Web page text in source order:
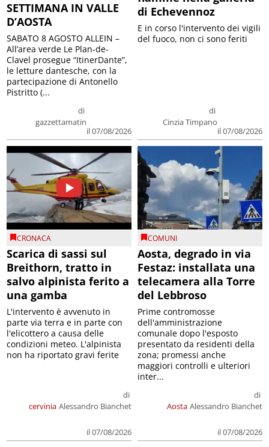
SETTIMANA IN VALLE
D’AOSTA
di
gazzettamatin
il 07/08/2026
SABATO 8 AGOSTO ALLEIN –
All’area verde Le Plan-de-
Clavel prosegue “ItinerDante”,
le letture dantesche, con la
partecipazione di Antonello
Pistritto (...
di Echevennoz
di
Cinzia Timpano
il 07/08/2026
E in corso l'intervento dei vigili
del fuoco, non ci sono feriti
CRONACA
Scarica di sassi sul
Breithorn, tratto in
salvo alpinista ferito a
una gamba
cervinia
di
Alessandro Bianchet
il 07/08/2026
L'intervento è avvenuto in
parte via terra e in parte con
l'elicottero a causa delle
condizioni meteo. L'alpinista
non ha riportato gravi ferite
COMUNI
Aosta, degrado in via
Festaz: installata una
telecamera alla Torre
del Lebbroso
Aosta
di
Alessandro Bianchet
il 07/08/2026
Prime contromosse
dell'amministrazione
comunale dopo l'esposto
presentato da residenti della
zona; promessi anche
maggiori controlli e ulteriori
inter...